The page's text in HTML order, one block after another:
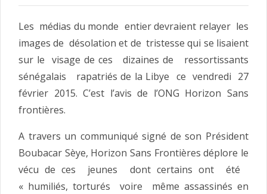
Les médias du monde entier devraient relayer les
images de désolation et de tristesse qui se lisaient
sur le visage de ces dizaines de ressortissants
sénégalais rapatriés de la Libye ce vendredi 27
février 2015. C’est l’avis de l’ONG Horizon Sans
frontières.
A travers un communiqué signé de son Président
Boubacar Sèye, Horizon Sans Frontières déplore le
vécu de ces jeunes dont certains ont été
« humiliés, torturés voire même assassinés en